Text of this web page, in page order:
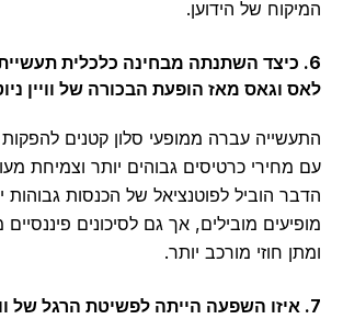
של הידוען.
כיצד השתנתה מבחינה כלכלית תעשיית
וגאס מאז הופעת הבכורה של וויין ניוטון?
עברה ממופעי סלון קטנים להפקות בקנה
כרטיסים גבוהים יותר וצמיחת מעורבות
הוביל לפוטנציאל של הכנסות גבוהות יותר
מובילים, אך גם לסיכונים פיננסיים
חוזי מורכב יותר.
איזו השפעה הייתה לפשיטת הרגל של וויין